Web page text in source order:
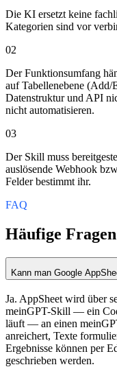
Die KI ersetzt keine
Kategorien sind vor
02
Der Funktionsumfang
auf Tabellenebene
Datenstruktur und API
nicht automatisieren.
03
Der Skill muss
auslösende Webhook
Felder bestimmt ihr.
FAQ
Häufige Fragen
Kann man Google
Ja. AppSheet wird über
meinGPT-Skill — ein
läuft — an einen
anreichert, Texte
Ergebnisse können per
geschrieben werden.